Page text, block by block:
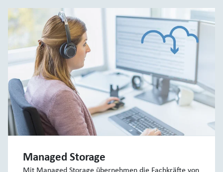
Managed Storage
Mit Managed Storage übernehmen die Fachkräfte von